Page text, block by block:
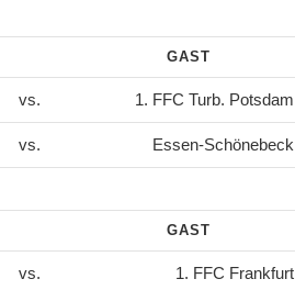
GAST
vs. 1. FFC Turb. Potsdam
vs. Essen-Schönebeck
GAST
vs. 1. FFC Frankfurt